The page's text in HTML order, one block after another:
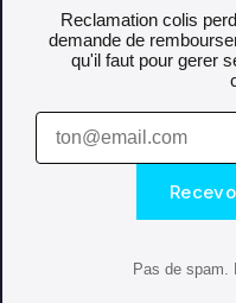
Reclamation colis
demande de
qu'il faut pour gerer
Pas de spam.